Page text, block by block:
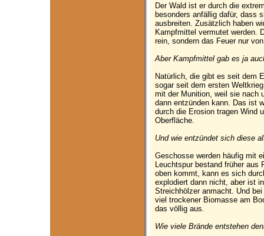
Der Wald ist er durch die
besonders anfällig dafür, dass
ausbreiten. Zusätzlich haben
Kampfmittel vermutet werden.
rein, sondern das Feuer nur
Aber Kampfmittel gab es ja
Natürlich, die gibt es seit dem
sogar seit dem ersten
mit der Munition, weil sie nach
dann entzünden kann. Das ist
durch die Erosion tragen Wind
Oberfläche.
Und wie entzündet sich diese
Geschosse werden häufig mit
Leuchtspur bestand früher
oben kommt, kann es sich
explodiert dann nicht, aber ist
Streichhölzer anmacht. Und
viel trockener Biomasse am
das völlig aus.
Wie viele Brände entstehen